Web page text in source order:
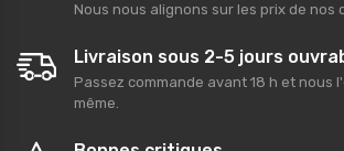
Nous nous alignons sur les prix de nos
Livraison sous 2-5 jours
Passez commande avant 18 h et nous
même.